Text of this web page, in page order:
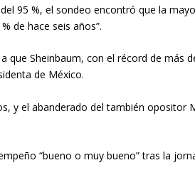
95 %, el sondeo encontró que la
de hace seis años”.
que Sheinbaum, con el récord de más
de México.
y el abanderado del también opositor
“bueno o muy bueno” tras la